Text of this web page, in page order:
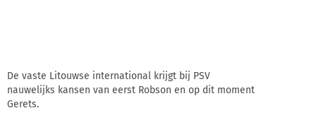
De vaste Litouwse international krijgt bij PSV
nauwelijks kansen van eerst Robson en op dit moment
Gerets.